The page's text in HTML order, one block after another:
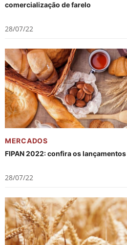
comercialização de farelo
28/07/22
MERCADOS
FIPAN 2022: confira os
28/07/22